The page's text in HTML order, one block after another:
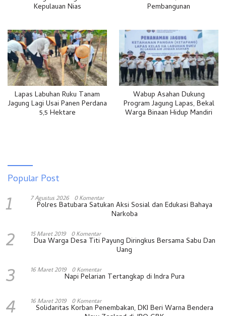
Kepulauan Nias Pembangunan
Lapas Labuhan Ruku Tanam
Jagung Lagi Usai Panen Perdana
5,5 Hektare
Wabup Asahan Dukung
Program Jagung Lapas, Bekal
Warga Binaan Hidup Mandiri
Popular Post
1 7 Agustus 2026 0 Komentar
Polres Batubara Satukan Aksi Sosial dan Edukasi Bahaya
Narkoba
2 15 Maret 2019 0 Komentar
Dua Warga Desa Titi Payung Diringkus Bersama Sabu Dan
Uang
3 16 Maret 2019 0 Komentar
Napi Pelarian Tertangkap di Indra Pura
4 16 Maret 2019 0 Komentar
Solidaritas Korban Penembakan, DKI Beri Warna Bendera